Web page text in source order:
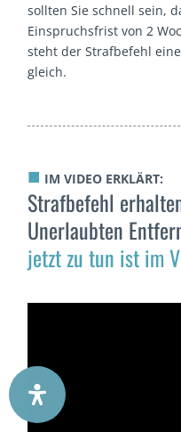
sollten Sie schnell sein,
Einspruchsfrist von 2
steht der Strafbefehl
gleich.
■ IM VIDEO ERKLÄRT:
Strafbefehl
Unerlaubten
jetzt zu tun ist im